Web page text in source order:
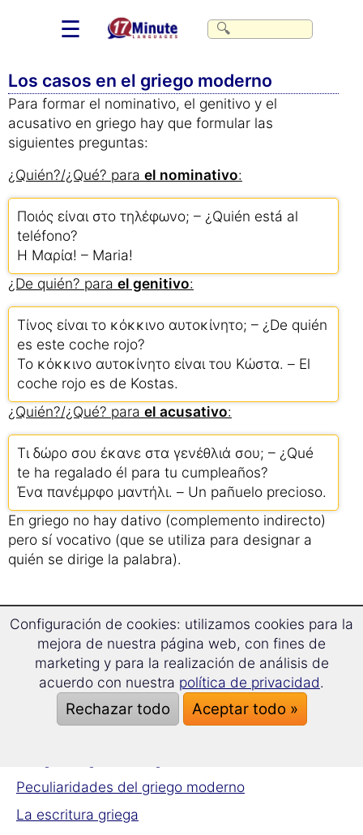
☰
Los casos en el griego moderno
Para formar el nominativo, el genitivo y el
acusativo en griego hay que formular las
siguientes preguntas:
¿Quién?/¿Qué? para el nominativo:
Ποιός είναι στο τηλέφωνο; – ¿Quién está al
teléfono?
Η Μαρία! – Maria!
¿De quién? para el genitivo:
Τίνος είναι το κόκκινο αυτοκίνητο; – ¿De quién
es este coche rojo?
Το κόκκινο αυτοκίνητο είναι του Κώστα. – El
coche rojo es de Kostas.
¿Quién?/¿Qué? para el acusativo:
Τι δώρο σου έκανε στα γενέθλιά σου; – ¿Qué
te ha regalado él para tu cumpleaños?
Ένα πανέμρφο μαντήλι. – Un pañuelo precioso.
En griego no hay dativo (complemento indirecto)
pero sí vocativo (que se utiliza para designar a
quién se dirige la palabra).
Gramática griega
Información general
📝 Gramática griega de un vistazo
Peculiaridades del griego moderno
La escritura griega
Configuración de cookies: utilizamos cookies para la
mejora de nuestra página web, con fines de
marketing y para la realización de análisis de
acuerdo con nuestra política de privacidad.
Rechazar todo Aceptar todo »